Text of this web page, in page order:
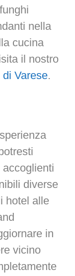
nella
cucina
il nostro
Varese.
diverse
hotel alle
in
vicino